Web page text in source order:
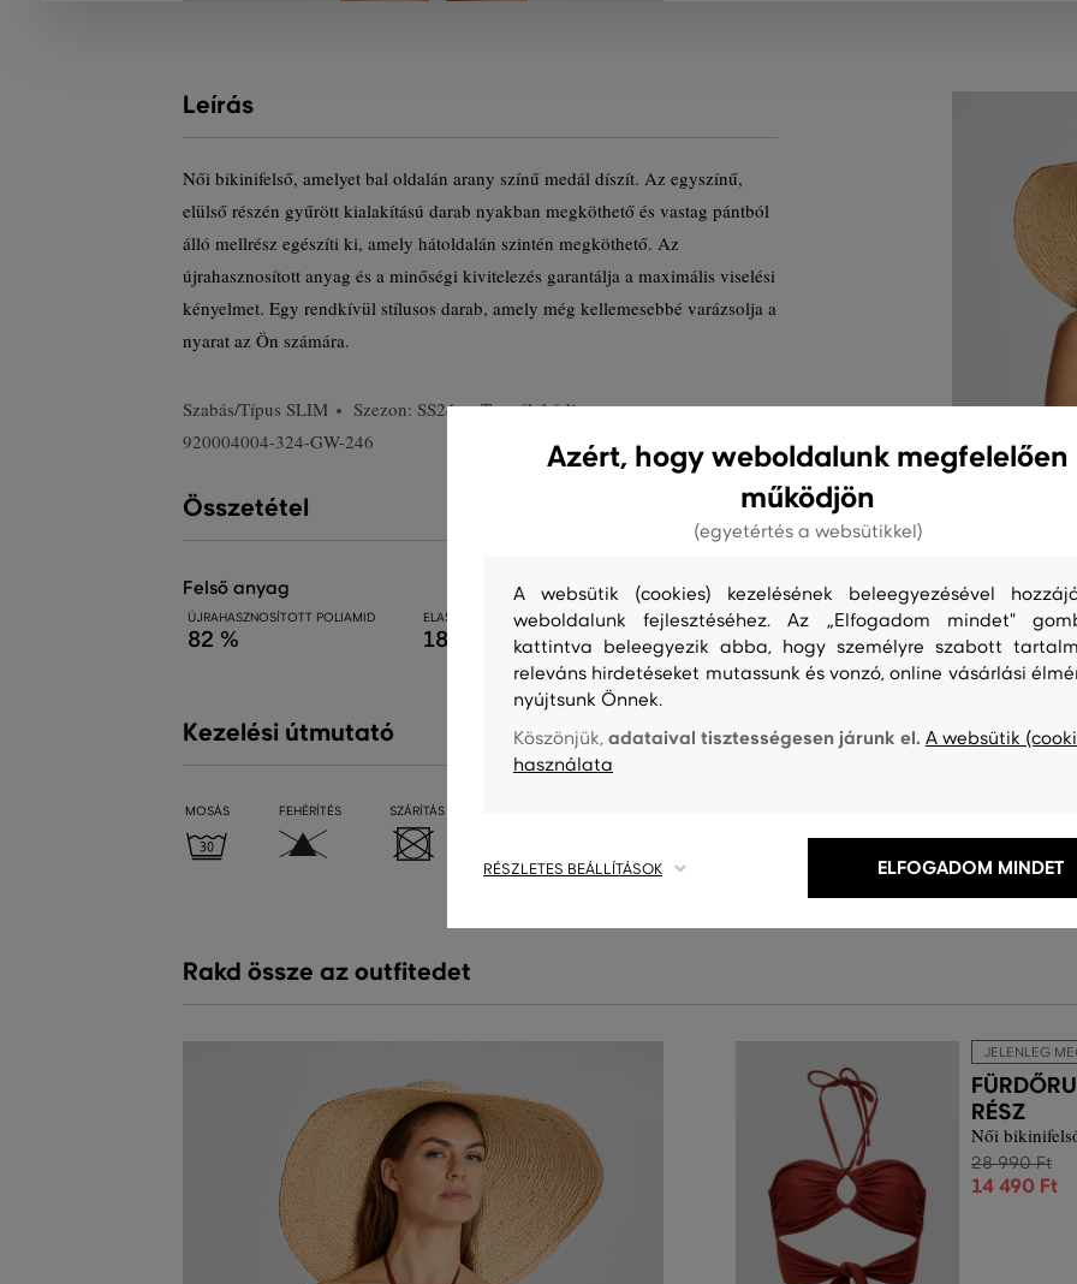
Leírás
Női bikinifelső, amelyet bal oldalán arany színű medál díszít. Az egyszínű,
elülső részén gyűrött kialakítású darab nyakban megköthető és vastag pántból
álló mellrész egészíti ki, amely hátoldalán szintén megköthető. Az
újrahasznosított anyag és a minőségi kivitelezés garantálja a maximális viselési
kényelmet. Egy rendkívül stílusos darab, amely még kellemesebbé varázsolja a
nyarat az Ön számára.
Szabás/Típus SLIM Szezon: SS24
Termék kódja
920004004-324-GW-246
Összetétel
felső anyag
ÚJRAHASZNOSÍTOTT POLIAMID
82 %
ELASZTÁN
18 %
Kezelési útmutató
MOSÁS FEHÉRÍTÉS SZÁRÍTÁS
Rakd össze az outfitedet
JELENLEG
RÉSZ
Női
28 990 Ft
14 490 Ft
Azért, hogy weboldalunk megfelelően
működjön
(egyetértés a websütikkel)
A websütik (cookies) kezelésének beleegyezésével
weboldalunk fejlesztéséhez. Az „Elfogadom mindet"
kattintva beleegyezik abba, hogy személyre szabott
releváns hirdetéseket mutassunk és vonzó, online vásárlási
nyújtsunk Önnek.
Köszönjük,adataival tisztességesen járunk el. A websütik
használata
RÉSZLETES BEÁLLÍTÁSOK ELFOGADOM MINDET